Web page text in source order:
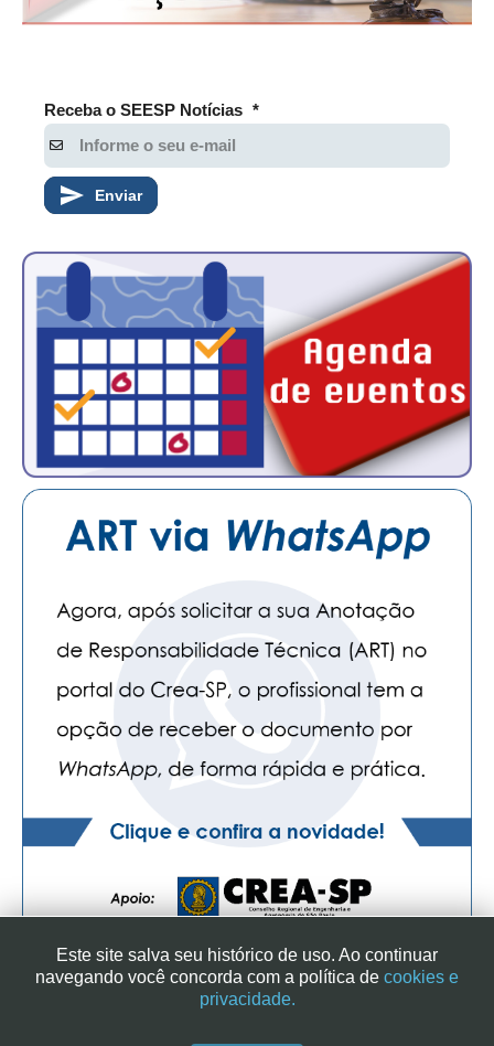
LEI 5.194/1966 – REGULAMENTAÇÃO DA PROFISSÃO
RES 1.002/2002 – CÓDIGO DE ÉTICA
HOMOLOGAÇÕES
PISO SALARIAL
OPORTUNIDADES
APRESENTAÇÃO
EMPREGO E ESTÁGIO
CARREIRA
AUTÔNOMOS E SERVIÇOS
GUIA DAS ENGENHARIAS
CURSOS
ENGENHEIRO EMPREENDEDOR
SEESP EDUCAÇÃO
PLATAFORMAS GRATUITAS
BENEFÍCIOS
PLANO DE SAÚDE
Receba o SEESP Notícias *
Enviar
SINDICATO DOS ENGENHEIROS NO ESTADO DE SÃO PAULO
Este site salva seu histórico de uso. Ao continuar
navegando você concorda com a política de cookies e
privacidade.